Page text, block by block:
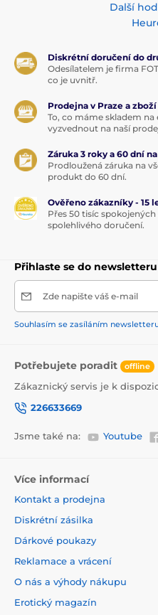
Další
Diskrétní doručení do
Odesílatelem je firma
co je uvnitř.
Prodejna v Praze a
To, co máme skladem
vyzvednout na naší
Záruka 3 roky a 60 dní
Prodloužená záruka na
produkt do 60 dní.
Ověřeno zákazníky - 15
Přes 50 tisíc
spolehlivého doručení.
Přihlaste se do newsletteru
Zde napište váš e-mail
Souhlasím se zasíláním
Potřebujete poradit offline
Zákaznický servis je k
226633669
Jsme také na: Youtube
Více informací
Kontakt a prodejna
Diskrétní zásilka
Dárkové poukazy
Reklamace a vrácení
O nás a výhody nákupu
Erotický magazín